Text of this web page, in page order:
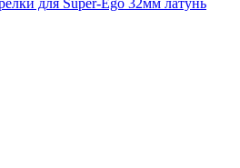
для Super-Ego 32мм латунь